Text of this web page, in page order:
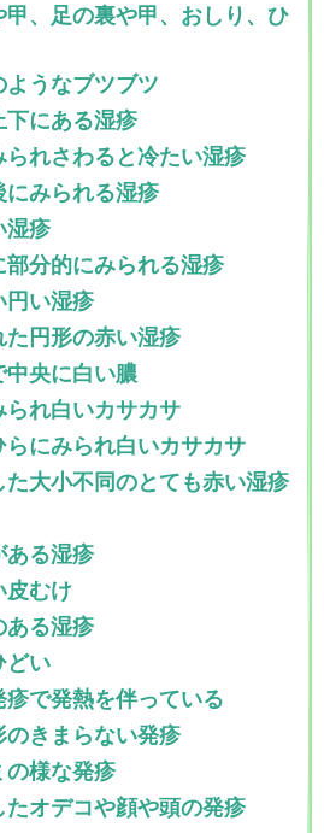
甲、足の裏や甲、おしり、ひ
ようなブツブツ
下にある湿疹
られさわると冷たい湿疹
にみられる湿疹
湿疹
部分的にみられる湿疹
円い湿疹
た円形の赤い湿疹
中央に白い膿
られ白いカサカサ
らにみられ白いカサカサ
た大小不同のとても赤い湿疹
ある湿疹
皮むけ
ある湿疹
どい
疹で発熱を伴っている
のきまらない発疹
の様な発疹
たオデコや顔や頭の発疹